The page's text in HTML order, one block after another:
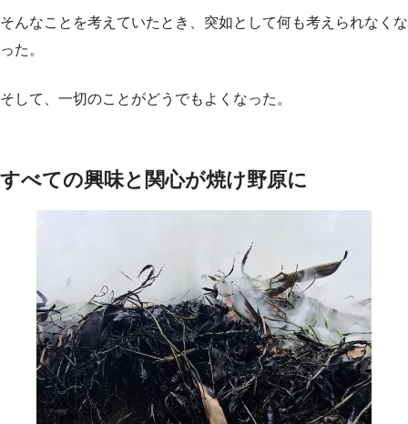
そんなことを考えていたとき、突如として何も考えられなくな
った。
そして、一切のことがどうでもよくなった。
すべての興味と関心が焼け野原に